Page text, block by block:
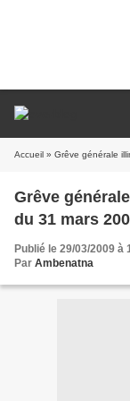
Accueil » Grêve générale
Grêve
du 31 mars
Publié le 29/03/2009 à
Par Ambenatna